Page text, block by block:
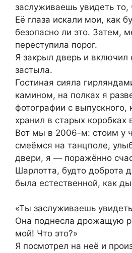
заслуживаешь увидеть то,
Её глаза искали мои, как
безопасно ли это. Затем,
переступила порог.
Я закрыл дверь и включил
застыла.
Гостиная сияла
камином, на полках я
фотографии с выпускного,
хранил в старых коробках
Вот мы в 2006-м: стоим у
смеёмся на танцполе,
двери, я — поражённо
Шарлотта, будто доброта
была естественной, как
«Ты заслуживаешь
Она поднесла дрожащую
мой! Что это?»
Я посмотрел на неё и